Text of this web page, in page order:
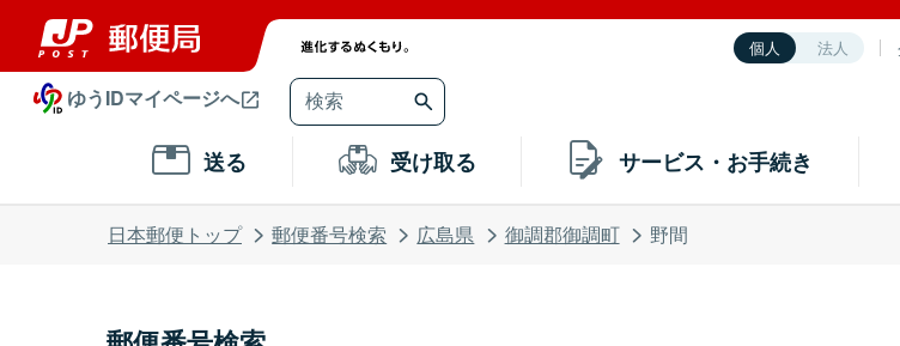
個人 法人
ゆうIDマイページへ
送る 受け取る サービス・お手続き
日本郵便トップ 郵便番号検索 広島県 御調郡御調町 野間